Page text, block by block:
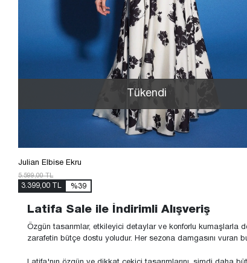
Tükendi
Julian Elbise Ekru
5.599,00 TL
3.399,00 TL %39
Latifa Sale ile İndirimli Alışveriş
Özgün tasarımlar, etkileyici detaylar ve konforlu kumaşlarla
zarafetin bütçe dostu yoludur. Her sezona damgasını vuran